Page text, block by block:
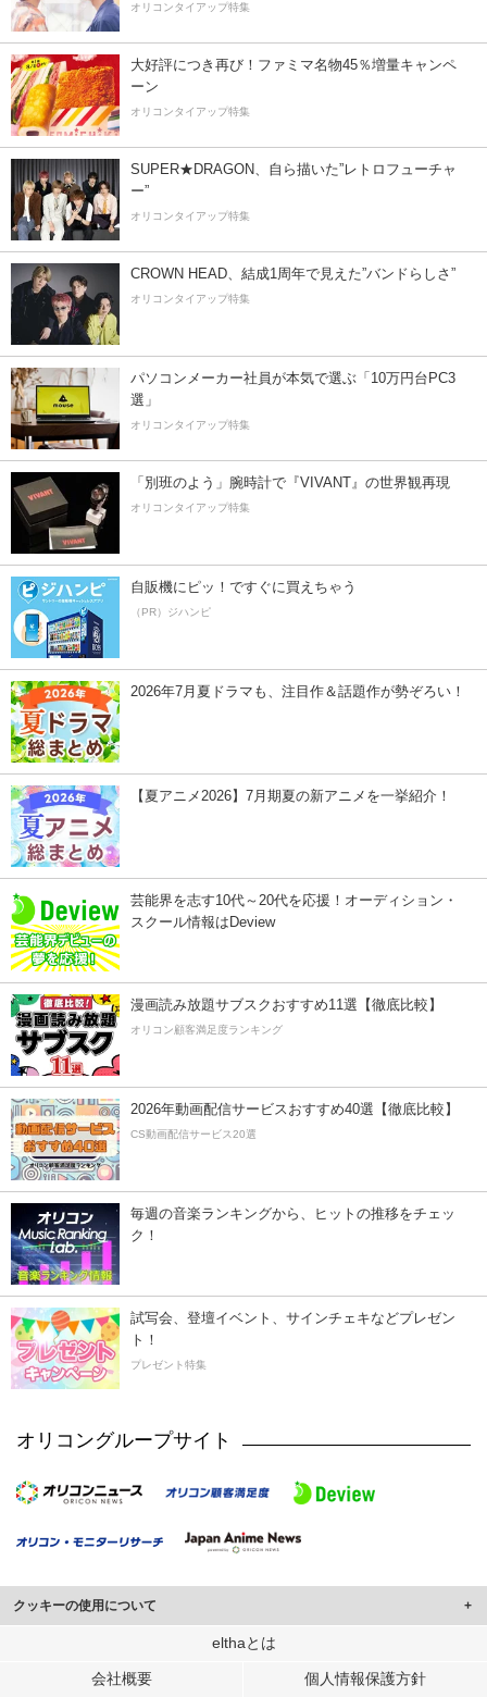
オリコンタイアップ特集
大好評につき再び！ファミマ名物45％増量キャンペ
ーン
オリコンタイアップ特集
SUPER★DRAGON、自ら描いた”レトロフューチャ
ー”
オリコンタイアップ特集
CROWN HEAD、結成1周年で見えた”バンドらしさ”
オリコンタイアップ特集
パソコンメーカー社員が本気で選ぶ「10万円台PC3
選」
オリコンタイアップ特集
「別班のよう」腕時計で『VIVANT』の世界観再現
オリコンタイアップ特集
自販機にピッ！ですぐに買えちゃう
（PR）ジハンピ
2026年7月夏ドラマも、注目作＆話題作が勢ぞろい！
【夏アニメ2026】7月期夏の新アニメを一挙紹介！
芸能界を志す10代～20代を応援！オーディション・
スクール情報はDeview
漫画読み放題サブスクおすすめ11選【徹底比較】
オリコン顧客満足度ランキング
2026年動画配信サービスおすすめ40選【徹底比較】
CS動画配信サービス20選
毎週の音楽ランキングから、ヒットの推移をチェッ
ク！
試写会、登壇イベント、サインチェキなどプレゼン
ト！
プレゼント特集
オリコングループサイト
クッキーの使用について
このサイトでは Cookie を使用して、ユーザーに合わせたコンテンツや広告の
行っています。
elthaとは
会社概要 個人情報保護方針